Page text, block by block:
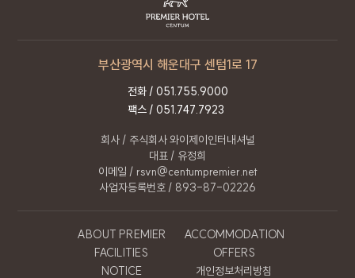
부산광역시 해운대구 센텀1로 17
전화 / 051.755.9000
팩스 / 051.747.7923
회사 / 주식회사 와이제이인터내셔널
대표 / 유정희
이메일 / rsvn@centumpremier.net
사업자등록번호 / 893-87-02226
ABOUT PREMIER
ACCOMMODATION
FACILITIES
OFFERS
NOTICE
개인정보처리방침
절차를 마련하고 있습니다.
위하여 개인정보 보호책임자를 정하고 있습니다.
정보관리보호책임자
051.755.9000
11. 개인정보 처리방침 변경